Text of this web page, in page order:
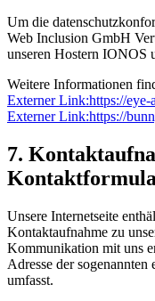
Um die
Web Inclusion GmbH
unseren Hostern IONOS
Weitere Informationen
Externer Link:https://eye-
Externer Link:https://
7.
Unsere Internetseite
Kontaktaufnahme zu
Kommunikation mit uns
Adresse der
umfasst.